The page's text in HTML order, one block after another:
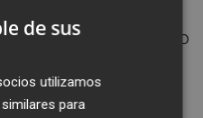
al del mismo
medio de 25
de sus
utilizamos
para